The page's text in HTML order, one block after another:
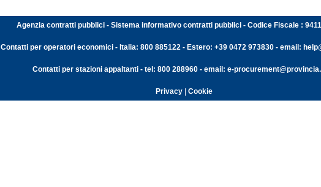
Agenzia contratti pubblici - Sistema informativo contratti pubblici - Codice Fiscale :
Contatti per operatori economici - Italia: 800 885122 - Estero: +39 0472 973830 - email:
Contatti per stazioni appaltanti - tel: 800 288960 - email: e-
Privacy| Cookie